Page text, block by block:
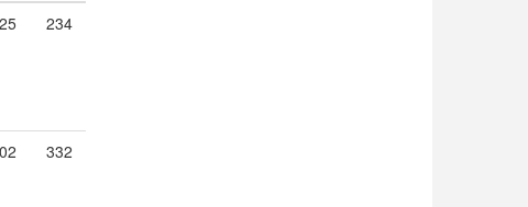
234
332